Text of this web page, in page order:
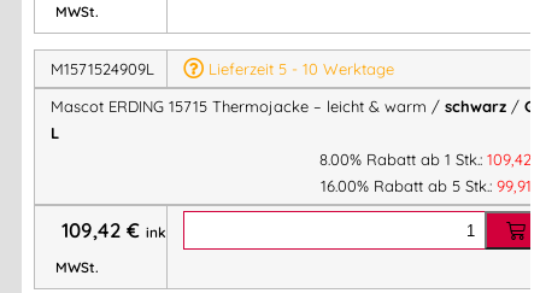
Elastikbündchen an Ärmeln & Saum
Industriewäschegeeignet (Kategorie C1)
OEKO-TEX® STANDARD 100– schadstoffgeprüft &
Material & Verarbeitung:
Obermaterial:
MWSt.
M1571524909L
Lieferzeit 5 - 10 Werktage
Mascot ERDING 15715 Thermojacke – leicht & warm / schwarz/
L
8.00% Rabatt ab 1 Stk.: 109,42
16.00% Rabatt ab 5 Stk.: 99,91
109,42 € inkl.
MWSt.